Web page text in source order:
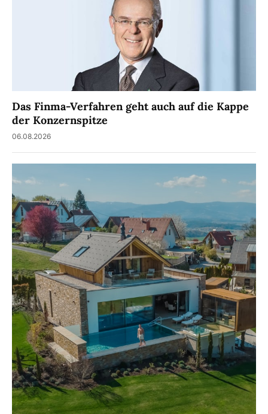
Das Finma-Verfahren geht auch auf die Kappe
der Konzernspitze
06.08.2026